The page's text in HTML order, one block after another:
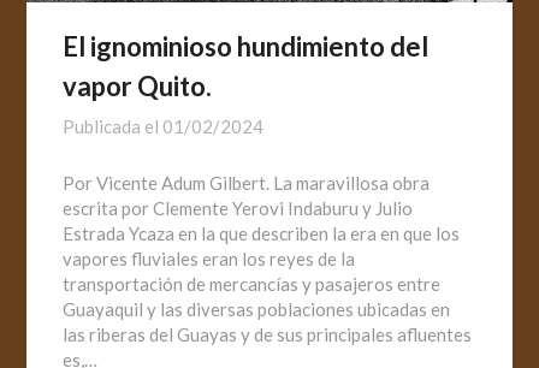
El ignominioso hundimiento del
vapor Quito.
Publicada el 01/02/2024
Por Vicente Adum Gilbert. La maravillosa obra
escrita por Clemente Yerovi Indaburu y Julio
Estrada Ycaza en la que describen la era en que los
vapores fluviales eran los reyes de la
transportación de mercancías y pasajeros entre
Guayaquil y las diversas poblaciones ubicadas en
las riberas del Guayas y de sus principales afluentes
es,…